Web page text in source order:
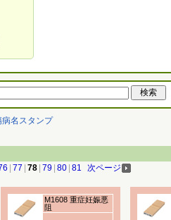
病名スタンプ
77 78 79 80 81 次ページ
M1608 重症妊娠悪
阻